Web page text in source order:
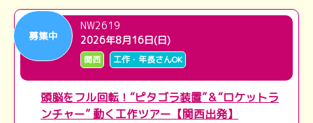
募集中
NW2619
2026年8月16日(日)
関西 工作・年長さんOK
頭脳をフル回転！“ピタゴラ装置”＆“ロケットラ
ンチャー” 動く工作ツアー【関西出発】